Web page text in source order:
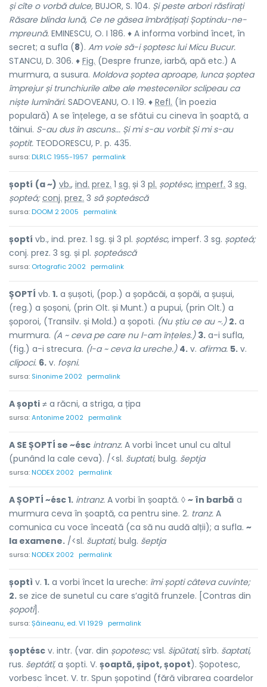
și cîte o vorbă dulce, BUJOR, S. 104. Și peste arbori răsfirați
Răsare blinda lună, Ce ne găsea îmbrățișați Șoptindu-ne-
mpreună. EMINESCU, O. I 186. ♦ A informa vorbind încet, în
secret; a sufla (8). Am voie să-i șoptesc lui Micu Bucur.
STANCU, D. 306. ♦ Fig. (Despre frunze, iarbă, apă etc.) A
murmura, a susura. Moldova șoptea aproape, lunca șoptea
împrejur și trunchiurile albe ale mestecenilor sclipeau ca
niște lumînări. SADOVEANU, O. I 19. ♦ Refl. (în poezia
populară) A se înțelege, a se sfătui cu cineva în șoaptă, a
tăinui. S-au dus în ascuns... Și mi s-au vorbit Și mi s-au
șoptit. TEODORESCU, P. p. 435.
sursa:DLRLC 1955-1957 permalink
șoptí (a ~) vb., ind. prez. 1 sg. și 3 pl. șoptésc, imperf. 3 sg.
șopteá; conj. prez. 3 să șopteáscă
sursa:DOOM 2 2005 permalink
șoptí vb., ind. prez. 1 sg. și 3 pl. șoptésc, imperf. 3 sg. șopteá;
conj. prez. 3 sg. și pl. șopteáscă
sursa: Ortografic 2002 permalink
ȘOPTÍ vb. 1. a șușoti, (pop.) a șopăcăi, a șopăi, a șușui,
(reg.) a șoșoni, (prin Olt. și Munt.) a pupui, (prin Olt.) a
șoporoi, (Transilv. și Mold.) a șopoti. (Nu știu ce au ~.) 2. a
murmura. (A ~ ceva pe care nu l-am înțeles.) 3. a-i sufla,
(fig.) a-i strecura. (I-a ~ ceva la ureche.) 4. v. afirma. 5. v.
clipoci. 6. v. foșni.
sursa: Sinonime 2002 permalink
A șopti ≠ a răcni, a striga, a țipa
sursa:Antonime 2002 permalink
A SE ȘOPTÍ se ~ésc intranz. A vorbi încet unul cu altul
(punând la cale ceva). /<sl. šuptati, bulg. šeptja
sursa:NODEX 2002 permalink
A ȘOPTÍ ~ésc 1. intranz. A vorbi în șoaptă. ◊ ~ în barbă a
murmura ceva în șoaptă, ca pentru sine. 2. tranz. A
comunica cu voce înceată (ca să nu audă alții); a sufla. ~
la examene. /<sl. šuptati, bulg. šeptja
sursa:NODEX 2002 permalink
șoptì v. 1. a vorbi încet la ureche: îmi șopti câteva cuvinte;
2. se zice de sunetul cu care s’agită frunzele. [Contras din
șopotì].
sursa:Șăineanu, ed. VI 1929 permalink
șoptésc v. intr. (var. din șopotesc;vsl. šipŭtati, sîrb. šaptati,
rus. šeptátĭ, a șopti. V. șoaptă, șipot, șopot). Șopotesc,
vorbesc încet. V. tr. Spun șopotind (fără vibrarea coardelor